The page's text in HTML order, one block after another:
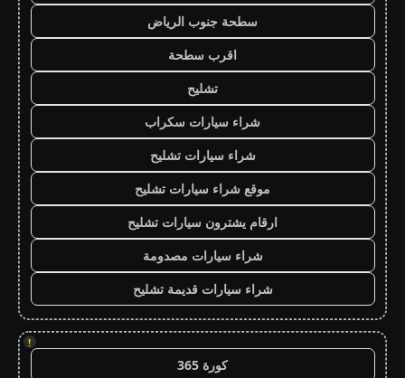
سطحة جنوب الرياض
اقرب سطحة
تشليح
شراء سيارات سكراب
شراء سيارات تشليح
موقع شراء سيارات تشليح
ارقام يشترون سيارات تشليح
شراء سيارات مصدومة
شراء سيارات قديمة تشليح
!
كورة 365